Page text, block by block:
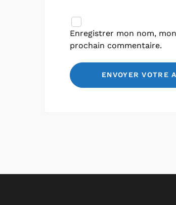
Enregistrer mon nom,
prochain commentaire.